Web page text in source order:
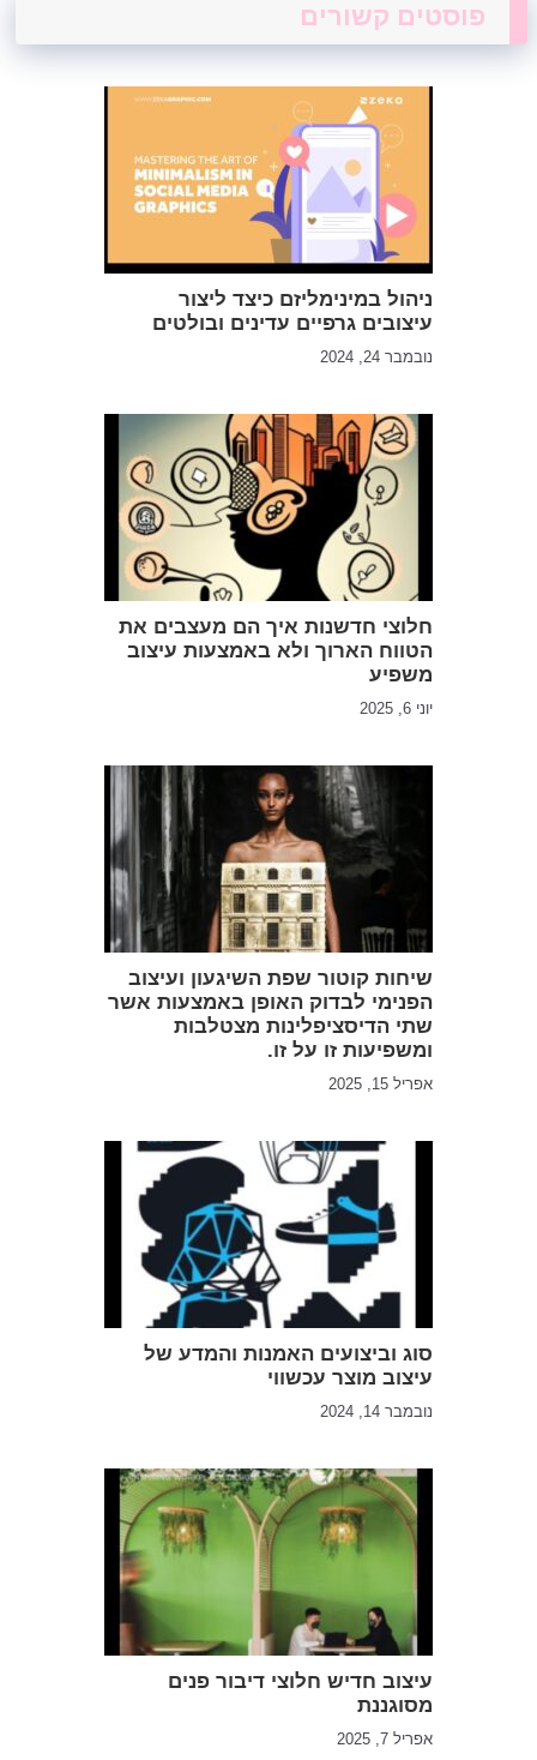
פוסטים קשורים
ניהול במינימליזם כיצד ליצור
עיצובים גרפיים עדינים ובולטים
נובמבר 24, 2024
חלוצי חדשנות איך הם מעצבים את
הטווח הארוך ולא באמצעות עיצוב
משפיע
יוני 6, 2025
שיחות קוטור שפת השיגעון ועיצוב
הפנימי לבדוק האופן באמצעות אשר
שתי הדיסציפלינות מצטלבות
ומשפיעות זו על זו.
אפריל 15, 2025
סוג וביצועים האמנות והמדע של
עיצוב מוצר עכשווי
נובמבר 14, 2024
עיצוב חדיש חלוצי דיבור פנים
מסוגננת
אפריל 7, 2025